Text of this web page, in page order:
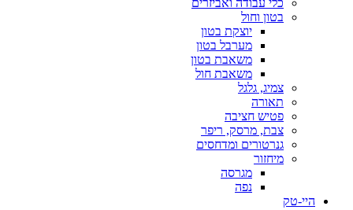
כלי עבודה ואביזרים
בטון וחול
יוצקת בטון
מערבל בטון
משאבת בטון
משאבת חול
צמיג, גלגל
תאורה
פטיש חציבה
צבת, מרסק, ריפר
גנרטורים ומדחסים
מיחזור
מגרסה
נפה
היי-טק